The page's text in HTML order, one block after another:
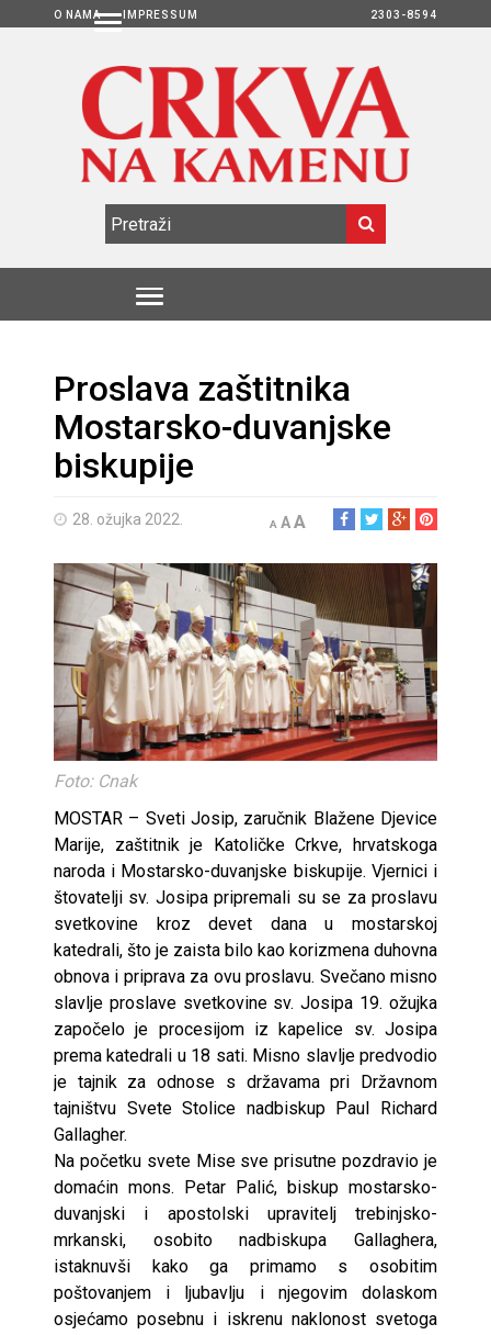
O NAMA IMPRESSUM 2303-8594
Proslava zaštitnika
Mostarsko-duvanjske
biskupije
28. ožujka 2022. A AA
Foto: Cnak
MOSTAR – Sveti Josip, zaručnik Blažene Djevice
Marije, zaštitnik je Katoličke Crkve, hrvatskoga
naroda i Mostarsko-duvanjske biskupije. Vjernici i
štovatelji sv. Josipa pripremali su se za proslavu
svetkovine kroz devet dana u mostarskoj
katedrali, što je zaista bilo kao korizmena duhovna
obnova i priprava za ovu proslavu. Svečano misno
slavlje proslave svetkovine sv. Josipa 19. ožujka
započelo je procesijom iz kapelice sv. Josipa
prema katedrali u 18 sati. Misno slavlje predvodio
je tajnik za odnose s državama pri Državnom
tajništvu Svete Stolice nadbiskup Paul Richard
Gallagher.
Na početku svete Mise sve prisutne pozdravio je
domaćin mons. Petar Palić, biskup mostarsko-
duvanjski i apostolski upravitelj trebinjsko-
mrkanski, osobito nadbiskupa Gallaghera,
istaknuvši kako ga primamo s osobitim
poštovanjem i ljubavlju i njegovim dolaskom
osjećamo posebnu i iskrenu naklonost svetoga